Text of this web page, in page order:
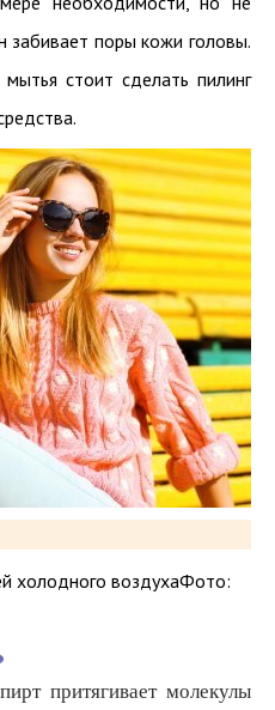
поры кожи головы.
стоит сделать пилинг
холодного воздухаФото:
притягивает молекулы